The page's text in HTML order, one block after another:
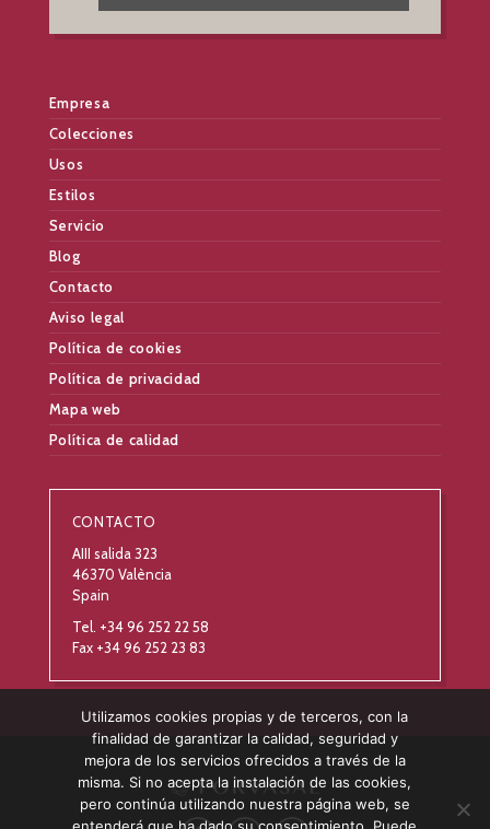
Empresa
Colecciones
Usos
Estilos
Servicio
Blog
Contacto
Aviso legal
Política de cookies
Política de privacidad
Mapa web
Política de calidad
CONTACTO
AIII salida 323
46370 València
Spain
Tel. +34 96 252 22 58
Fax +34 96 252 23 83
Utilizamos cookies propias y de terceros, con la
finalidad de garantizar la calidad, seguridad y
mejora de los servicios ofrecidos a través de la
misma. Si no acepta la instalación de las cookies,
pero continúa utilizando nuestra página web, se